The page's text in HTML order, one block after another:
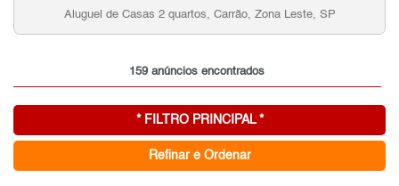
Aluguel de Casas 2 quartos, Carrão, Zona Leste, SP
159 anúncios encontrados
* FILTRO PRINCIPAL *
Refinar e Ordenar